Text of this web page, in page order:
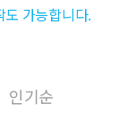
도 가능합니다.
인기순